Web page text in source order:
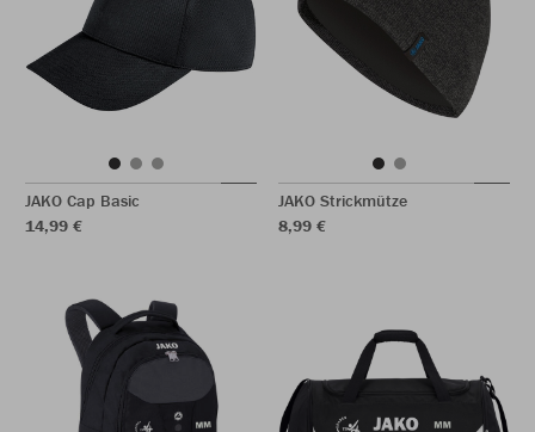
JAKO Cap Basic
14,99 €
JAKO Strickmütze
8,99 €